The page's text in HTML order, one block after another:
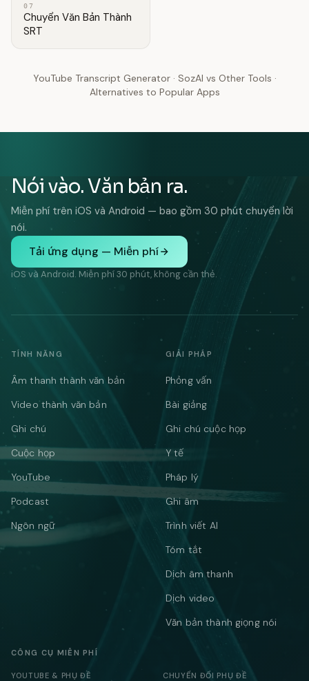
07
Chuyển Văn Bản Thành
SRT
YouTube Transcript Generator· SozAI vs Other Tools ·
Alternatives to Popular Apps
Nói vào. Văn bản ra.
Miễn phí trên iOS và Android — bao gồm 30 phút chuyển lời
nói.
Tải ứng dụng — Miễn phí
iOS và Android. Miễn phí 30 phút, không cần thẻ.
TÍNH NĂNG
Âm thanh thành văn bản
Video thành văn bản
Ghi chú
Cuộc họp
YouTube
Podcast
Ngôn ngữ
GIẢI PHÁP
Phỏng vấn
Bài giảng
Ghi chú cuộc họp
Y tế
Pháp lý
Ghi âm
Trình viết AI
Tóm tắt
Dịch âm thanh
Dịch video
Văn bản thành giọng nói
CÔNG CỤ MIỄN PHÍ
YOUTUBE & PHỤ ĐỀ CHUYỂN ĐỔI PHỤ ĐỀ